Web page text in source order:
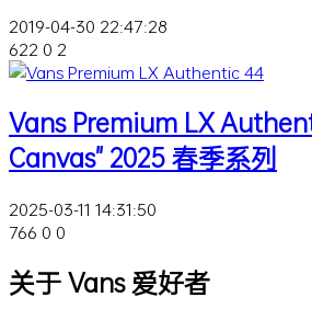
2019-04-30 22:47:28
622 0 2
Vans Premium LX
Canvas" 2025 春季系列
2025-03-11 14:31:50
766 0 0
关于 Vans 爱好者